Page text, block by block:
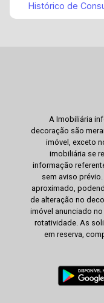
Histórico de
A Imobiliária
decoração são
imóvel, exceto
imobiliária se
informação
sem aviso
aproximado,
de alteração no
imóvel anunciado
rotatividade. As
em reserva,